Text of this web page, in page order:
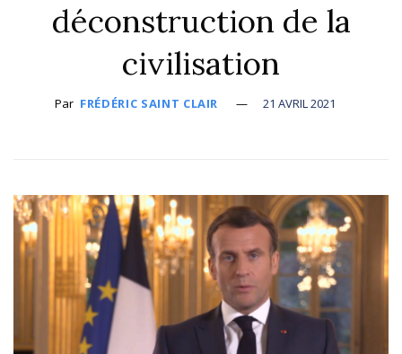
déconstruction de la
civilisation
Par FRÉDÉRIC SAINT CLAIR 21 AVRIL 2021